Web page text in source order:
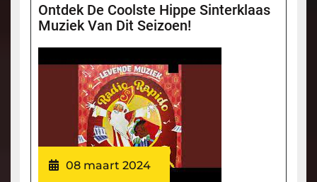
Ontdek De Coolste Hippe Sinterklaas
Muziek Van Dit Seizoen!
08 maart 2024